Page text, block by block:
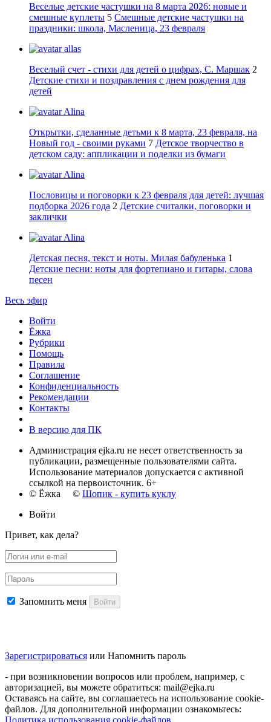
Веселые детские частушки на 8 марта 2026: новые и
смешные куплеты 5 Смешные детские частушки на
праздники: школа, Масленица, 23 февраля
allas
Веселый счет - стихи для детей о цифрах, С. Маршак 2
Детские стихи и поздравления с днем рождения для
детей
Alina
Открытки, сделанные детьми к 8 марта, 23 февраля, на
Новый год - своими руками 7 Детское творчество в
детском саду: аппликации и поделки из бумаги
Alina
Пословицы и поговорки к 23 февраля для детей: лучшая
подборка 2026 года 2 Детские считалки, поговорки и
заклички
Alina
Детская песня, текст и ноты. Милая бабуленька 1
Детские песни: ноты для фортепиано и гитары, слова
песен
Весь эфир
Войти
Ёжка
Рубрики
Помощь
Правила
Соглашение
Конфиденциальность
Рекомендации
Контакты
В версию для ПК
Администрация ejka.ru не несет ответственность за
публикации, размещенные пользователями сайта.
Использование материалов допускается с активной
ссылкой на первоисточник. 6+
© Ёжка © Шопик - купить куклу
Войти
Привет, как дела?
Запомнить меня Войти
Зарегистрироваться или Напомнить пароль
- при возникновении вопросов или проблем, например, с
авторизацией, вы можете обратиться: mail@ejka.ru
Оставаясь на сайте, вы соглашаетесь на использование cookie-
файлов. Для дополнительной информации ознакомьтесь:
Политика использования cookie-файлов